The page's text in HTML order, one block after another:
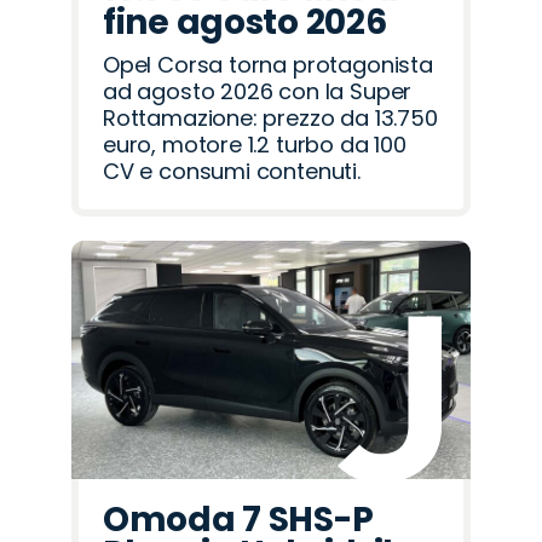
fine agosto 2026
Opel Corsa torna protagonista
ad agosto 2026 con la Super
Rottamazione: prezzo da 13.750
euro, motore 1.2 turbo da 100
CV e consumi contenuti.
Omoda 7 SHS-P